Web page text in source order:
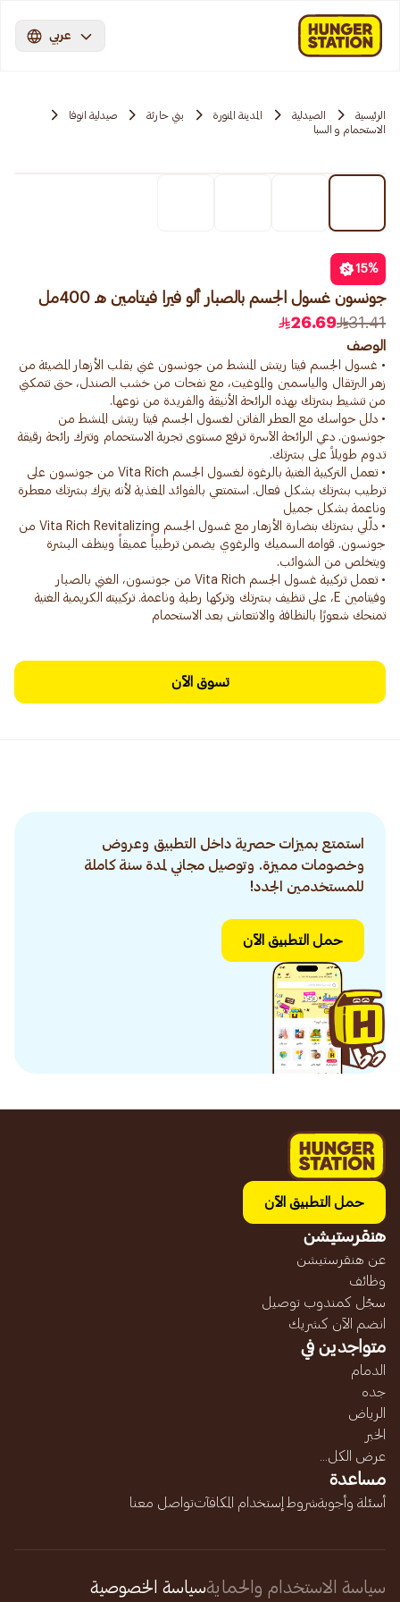
عربي
الرئيسية الصيدلية المدينة المنورة بني حارثة
صيدلية انوفا
الاستحمام و السبا
15%
جونسون غسول الجسم بالصبار ألو فيرا فيتامين هـ 400مل
31.41
26.69
الوصف
• غسول الجسم فيتا ريتش المنشط من جونسون غني بقلب الأزهار المضيئة من
زهر البرتقال والياسمين والموغيت، مع نفحات من خشب الصندل، حتى تتمكني
• دلل حواسك مع العطر الفاتن لغسول الجسم فيتا ريتش المنشط من
جونسون. دعي الرائحة الآسرة ترفع مستوى تجربة الاستحمام وتترك رائحة رقيقة
• تعمل التركيبة الغنية بالرغوة لغسول الجسم Vita Rich من جونسون على
ترطيب بشرتك بشكل فعال. استمتعي بالفوائد المغذية لأنه يترك بشرتك معطرة
• دلّلي بشرتك بنضارة الأزهار مع غسول الجسم Vita Rich Revitalizing من
جونسون. قوامه السميك والرغوي يضمن ترطيباً عميقاً وينظف البشرة
• تعمل تركيبة غسول الجسم Vita Rich من جونسون، الغني بالصبار
وفيتامين E، على تنظيف بشرتك وتركها رطبة وناعمة. تركيبته الكريمية الغنية
تمنحك شعورًا بالنظافة والانتعاش بعد الاستحمام
تسوق الآن
استمتع بميزات حصرية داخل التطبيق وعروض
وخصومات مميزة. وتوصيل مجاني لمدة سنة كاملة
للمستخدمين الجدد!
حمل التطبيق الآن
حمل التطبيق الآن
هنقرستيشن
عن هنقرستيشن
وظائف
سجّل كمندوب توصيل
انضم الآن كشريك
متواجدين في
الدمام
جده
الرياض
الخبر
عرض الكل...
مساعدة
أسئلة وأجوبةشروط إستخدام المكافآتتواصل معنا
سياسة الاستخدام والحمايةسياسة الخصوصية